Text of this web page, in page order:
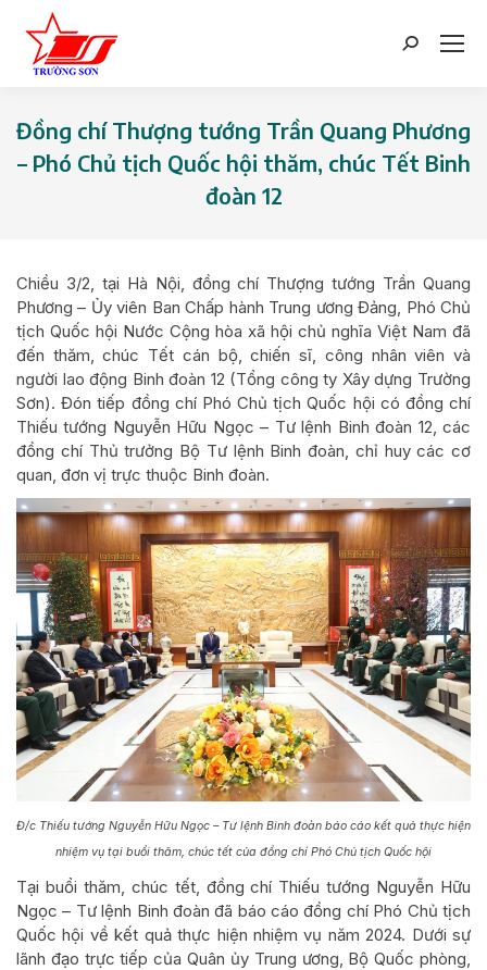
Search:
Đồng chí Thượng tướng Trần Quang Phương
– Phó Chủ tịch Quốc hội thăm, chúc Tết Binh
đoàn 12
Chiều 3/2, tại Hà Nội, đồng chí Thượng tướng Trần Quang
Phương – Ủy viên Ban Chấp hành Trung ương Đảng, Phó Chủ
tịch Quốc hội Nước Cộng hòa xã hội chủ nghĩa Việt Nam đã
đến thăm, chúc Tết cán bộ, chiến sĩ, công nhân viên và
người lao động Binh đoàn 12 (Tổng công ty Xây dựng Trường
Sơn). Đón tiếp đồng chí Phó Chủ tịch Quốc hội có đồng chí
Thiếu tướng Nguyễn Hữu Ngọc – Tư lệnh Binh đoàn 12, các
đồng chí Thủ trưởng Bộ Tư lệnh Binh đoàn, chỉ huy các cơ
quan, đơn vị trực thuộc Binh đoàn.
Đ/c Thiếu tướng Nguyễn Hữu Ngọc – Tư lệnh Binh đoàn báo cáo kết quả thực hiện
nhiệm vụ tại buổi thăm, chúc tết của đồng chí Phó Chủ tịch Quốc hội
Tại buổi thăm, chúc tết, đồng chí Thiếu tướng Nguyễn Hữu
Ngọc – Tư lệnh Binh đoàn đã báo cáo đồng chí Phó Chủ tịch
Quốc hội về kết quả thực hiện nhiệm vụ năm 2024. Dưới sự
lãnh đạo trực tiếp của Quân ủy Trung ương, Bộ Quốc phòng,